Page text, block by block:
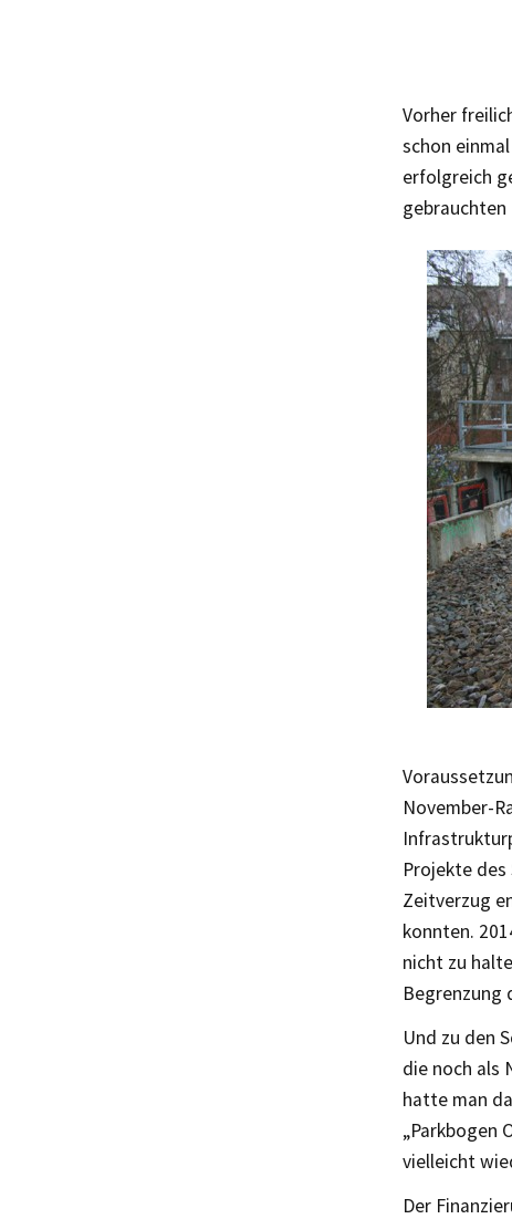
Vorher
schon
erfolgreich
gebrauchten
November-
Projekte
Zeitverzug
konnten.
nicht zu
Begrenzung
Und zu den
die noch als
hatte man
„Parkbogen
vielleicht
Der